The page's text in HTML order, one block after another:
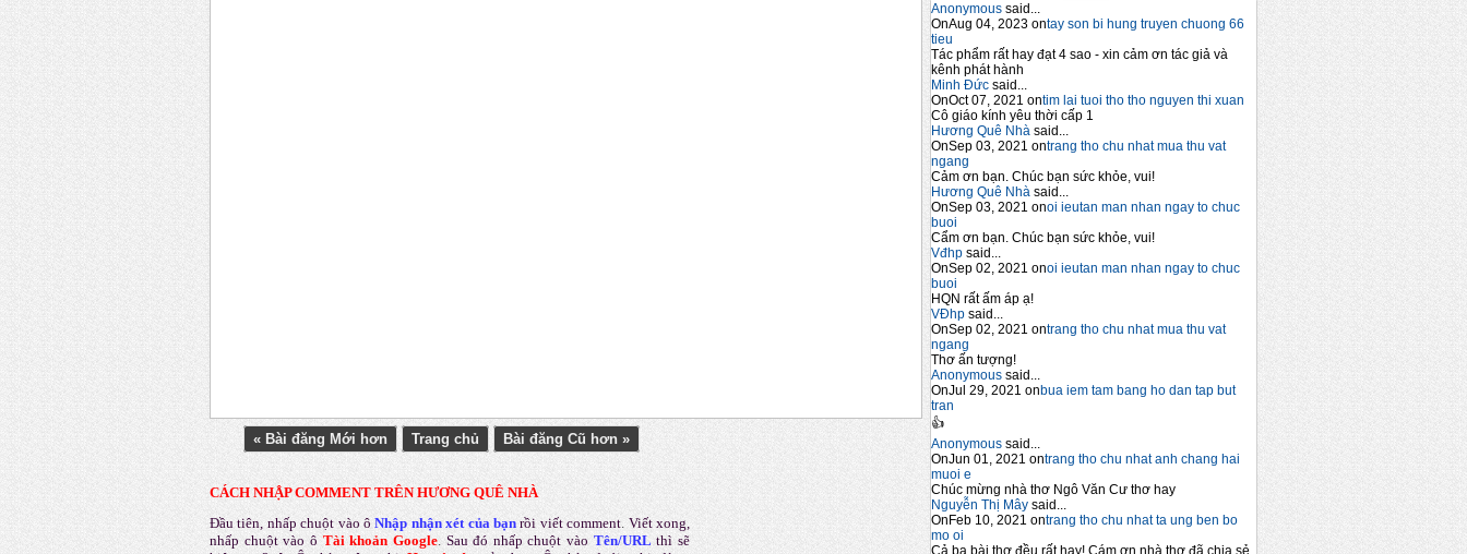
Anonymous said...
OnAug 04, 2023 ontay son bi hung truyen chuong 66
tieu
Tác phẩm rất hay đạt 4 sao - xin cảm ơn tác giả và
kênh phát hành
Minh Đức said...
OnOct 07, 2021 ontim lai tuoi tho tho nguyen thi xuan
Cô giáo kính yêu thời cấp 1
Hương Quê Nhà said...
OnSep 03, 2021 ontrang tho chu nhat mua thu vat
ngang
Cảm ơn bạn. Chúc bạn sức khỏe, vui!
Hương Quê Nhà said...
OnSep 03, 2021 onoi ieutan man nhan ngay to chuc
buoi
Cẩm ơn bạn. Chúc bạn sức khỏe, vui!
Vđhp said...
OnSep 02, 2021 onoi ieutan man nhan ngay to chuc
buoi
HQN rất ấm áp ạ!
VĐhp said...
OnSep 02, 2021 ontrang tho chu nhat mua thu vat
ngang
Thơ ấn tượng!
Anonymous said...
OnJul 29, 2021 onbua iem tam bang ho dan tap but
tran
👍
Anonymous said...
OnJun 01, 2021 ontrang tho chu nhat anh chang hai
muoi e
Chúc mừng nhà thơ Ngô Văn Cư thơ hay
Nguyễn Thị Mây said...
OnFeb 10, 2021 ontrang tho chu nhat ta ung ben bo
mo oi
Cả ba bài thơ đều rất hay! Cám ơn nhà thơ đã chia sẻ
« Bài đăng Mới hơn Trang chủ Bài đăng Cũ hơn »
CÁCH NHẬP COMMENT TRÊN HƯƠNG QUÊ NHÀ
Đầu tiên, nhấp chuột vào ô Nhập nhận xét của bạn rồi viết comment. Viết xong,
nhấp chuột vào ô Tài khoản Google. Sau đó nhấp chuột vào Tên/URL thì sẽ